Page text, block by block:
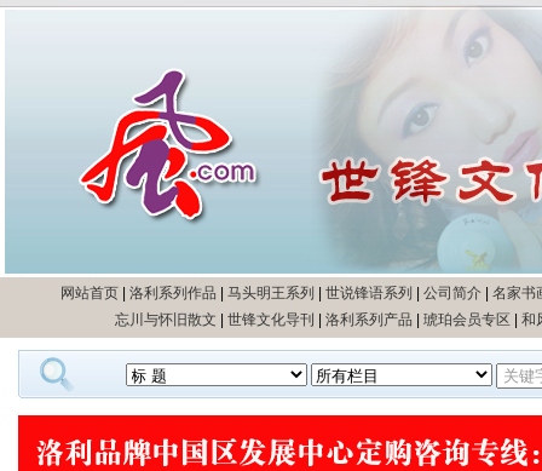
网站首页 洛利系列作品 马头明王系列 世说锋语系列 公司简介
名家书
忘川与怀旧散文
世锋文化导刊 洛利系列产品 琥珀会员专区 和